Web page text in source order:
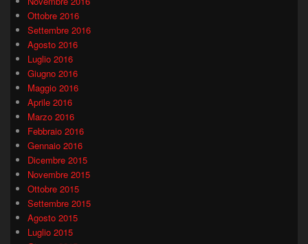
Ottobre 2016
Settembre 2016
Agosto 2016
Luglio 2016
Giugno 2016
Maggio 2016
Aprile 2016
Marzo 2016
Febbraio 2016
Gennaio 2016
Dicembre 2015
Novembre 2015
Ottobre 2015
Settembre 2015
Agosto 2015
Luglio 2015